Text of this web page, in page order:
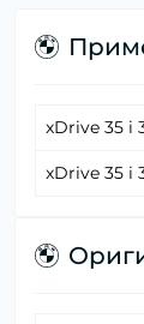
xDrive 35 i
xDrive 35 i